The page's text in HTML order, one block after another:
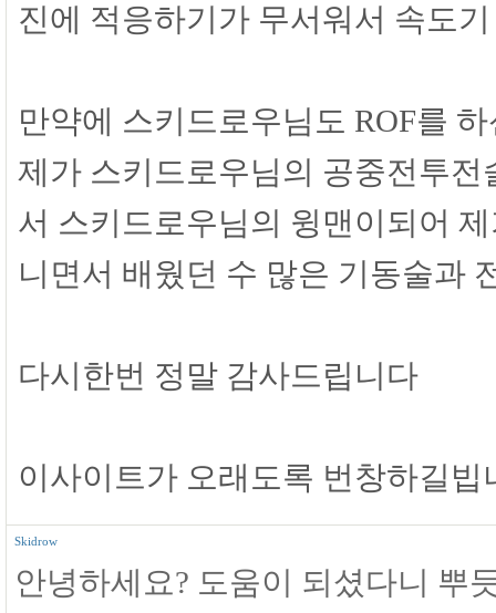
진에 적응하기가 무서워서 속도
만약에 스키드로우님도 ROF를
제가 스키드로우님의 공중전투
서 스키드로우님의 윙맨이되어
니면서 배웠던 수 많은 기동술과
다시한번 정말 감사드립니다
이사이트가 오래도록 번창하길빕
Skidrow
안녕하세요? 도움이 되셨다니 뿌